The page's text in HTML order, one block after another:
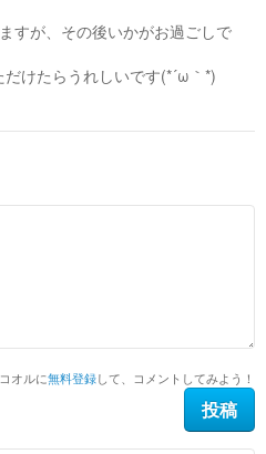
すが、その後いかがお過ごしで
けたらうれしいです(*´ω｀*)
オルに無料登録して、コメントしてみよう！